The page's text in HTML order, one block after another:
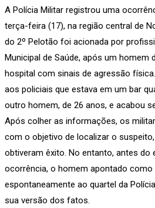
A Polícia Militar registrou uma
terça-feira (17), na região central de
do 2º Pelotão foi acionada por
Municipal de Saúde, após um homem
hospital com sinais de agressão
aos policiais que estava em um bar
outro homem, de 26 anos, e acabou
Após colher as informações, os
com o objetivo de localizar o
obtiveram êxito. No entanto, antes do
ocorrência, o homem apontado
espontaneamente ao quartel da
sua versão dos fatos.